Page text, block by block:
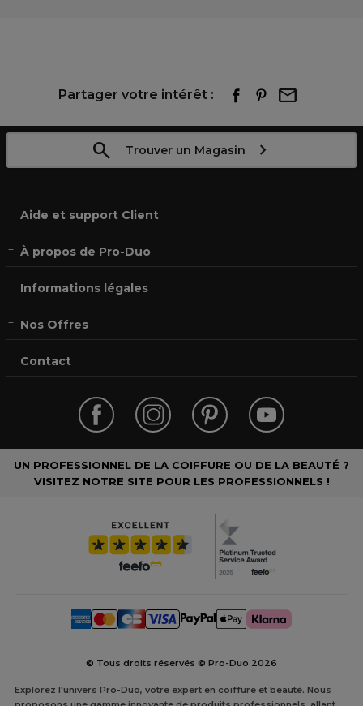
Partager votre intérêt :
Trouver un Magasin
Aide et support Client
À propos de Pro-Duo
Informations légales
Nos Offres
Contact
UN PROFESSIONNEL DE LA COIFFURE OU DE LA BEAUTÉ ?
VISITEZ NOTRE SITE POUR LES PROFESSIONNELS !
© Tous droits réservés © Pro-Duo 2026
Explorez l'univers Pro-Duo, votre expert en coiffure et beauté. Nous